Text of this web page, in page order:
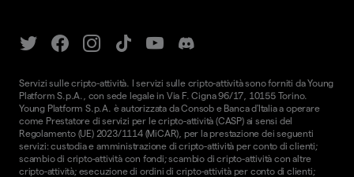
Servizi sulle cripto-attività. I servizi sulle cripto-attività sono forniti da Young
Platform S.p.A., con sede legale in Via F. Cigna 96/17, 10155 Torino.
Young Platform S.p.A. è autorizzata da Consob e Banca d'Italia a operare
come Prestatore di servizi per le cripto-attività (CASP) ai sensi del
Regolamento (UE) 2023/1114 (MiCAR), per la prestazione dei seguenti
servizi: custodia e amministrazione di cripto-attività per conto di clienti;
scambio di cripto-attività con fondi; scambio di cripto-attività con altre
cripto-attività; esecuzione di ordini di cripto-attività per conto di clienti;